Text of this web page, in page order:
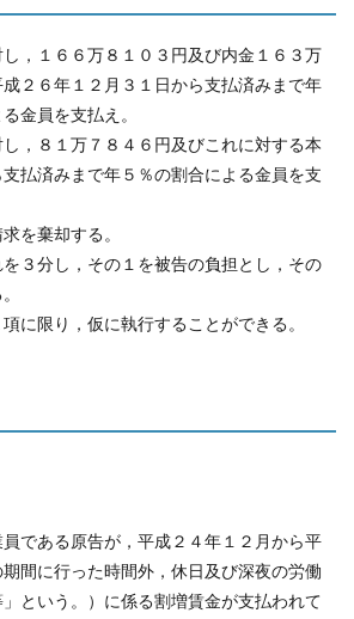
，１６６万８１０３円及び内金１６３万
２６年１２月３１日から支払済みまで年
金員を支払え。
，８１万７８４６円及びこれに対する本
払済みまで年５％の割合による金員を支
を棄却する。
３分し，その１を被告の負担とし，その
に限り，仮に執行することができる。
である原告が，平成２４年１２月から平
間に行った時間外，休日及び深夜の労働
」という。）に係る割増賃金が支払われて